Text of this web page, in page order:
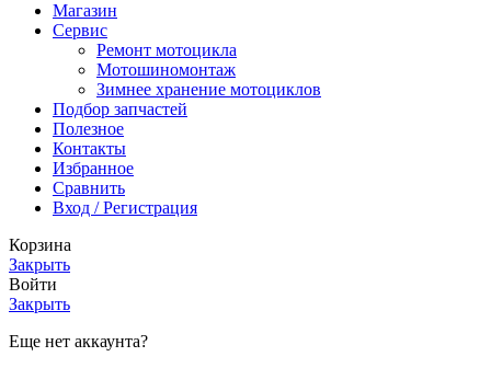
Магазин
Сервис
Ремонт мотоцикла
Мотошиномонтаж
Зимнее хранение мотоциклов
Подбор запчастей
Полезное
Контакты
Избранное
Сравнить
Вход / Регистрация
Корзина
Закрыть
Войти
Закрыть
Еще нет аккаунта?